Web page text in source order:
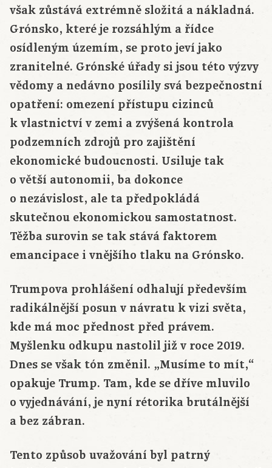
však zůstává extrémně složitá a nákladná.
Grónsko, které je rozsáhlým a řídce
osídleným územím, se proto jeví jako
zranitelné. Grónské úřady si jsou této výzvy
vědomy a nedávno posílily svá bezpečnostní
opatření: omezení přístupu cizinců
k vlastnictví v zemi a zvýšená kontrola
podzemních zdrojů pro zajištění
ekonomické budoucnosti. Usiluje tak
o větší autonomii, ba dokonce
o nezávislost, ale ta předpokládá
skutečnou ekonomickou samostatnost.
Těžba surovin se tak stává faktorem
emancipace i vnějšího tlaku na Grónsko.
Trumpova prohlášení odhalují především
radikálnější posun v návratu k vizi světa,
kde má moc přednost před právem.
Myšlenku odkupu nastolil již v roce 2019.
Dnes se však tón změnil. „Musíme to mít,“
opakuje Trump. Tam, kde se dříve mluvilo
o vyjednávání, je nyní rétorika brutálnější
a bez zábran.
Tento způsob uvažování byl patrný